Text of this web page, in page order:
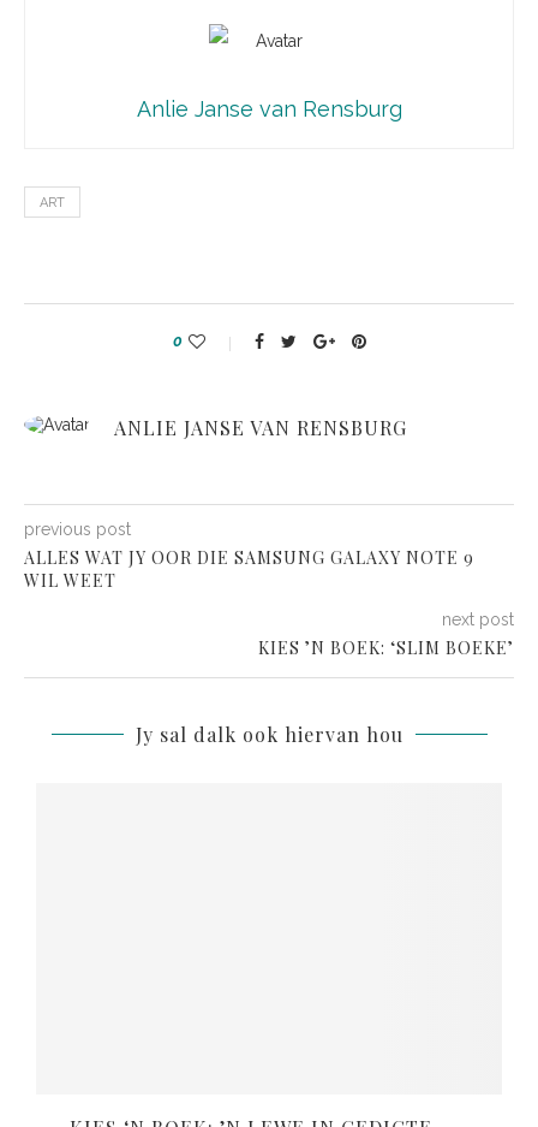
Anlie Janse van Rensburg
ART
0
ANLIE JANSE VAN RENSBURG
previous post
ALLES WAT JY OOR DIE SAMSUNG GALAXY NOTE 9
WIL WEET
next post
KIES ’N BOEK: ‘SLIM BOEKE’
Jy sal dalk ook hiervan hou